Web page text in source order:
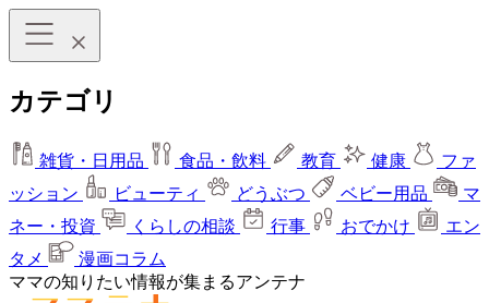
カテゴリ
雑貨・日用品 食品・飲料 教育 健康
ファ
ッション
ビューティ どうぶつ ベビー用品
マ
ネー・投資
くらしの相談 行事 おでかけ
エン
タメ
漫画コラム
ママの知りたい情報が集まるアンテナ